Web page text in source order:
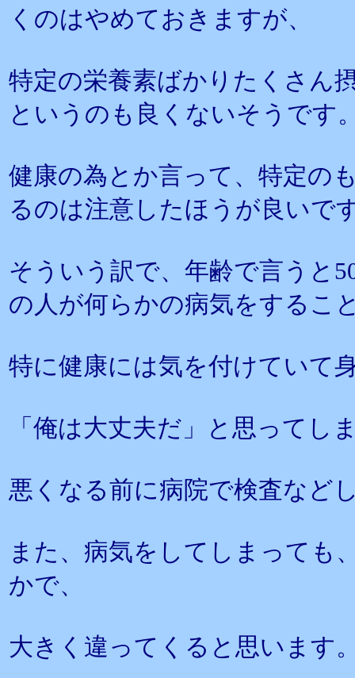
くのはやめておきますが、
特定の栄養素ばかりたくさん
というのも良くないそうです
健康の為とか言って、特定の
るのは注意したほうが良いで
そういう訳で、年齢で言うと
の人が何らかの病気をするこ
特に健康には気を付けていて
「俺は大丈夫だ」と思ってし
悪くなる前に病院で検査など
また、病気をしてしまっても
かで、
大きく違ってくると思います